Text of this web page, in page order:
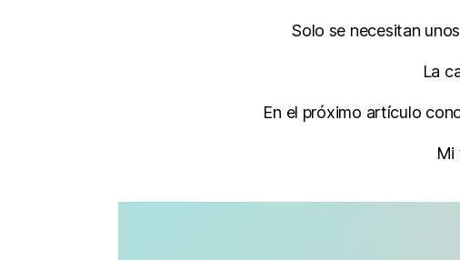
Solo se necesitan
La
En el próximo artículo
Mi